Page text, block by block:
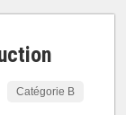
Catégorie B